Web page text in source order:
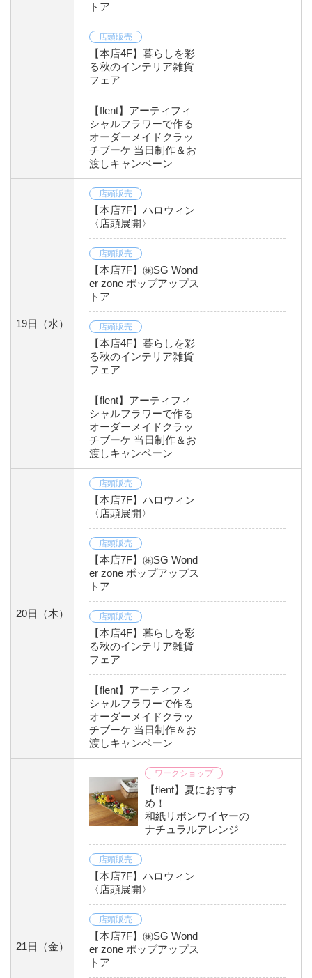
トア
店頭販売
【本店4F】暮らしを彩
る秋のインテリア雑貨
フェア
【flent】アーティフィ
シャルフラワーで作る
オーダーメイドクラッ
チブーケ 当日制作＆お
渡しキャンペーン
19日 （水）
店頭販売
【本店7F】ハロウィン
〈店頭展開〉
店頭販売
【本店7F】㈱SG Wond
er zone ポップアップス
トア
店頭販売
【本店4F】暮らしを彩
る秋のインテリア雑貨
フェア
【flent】アーティフィ
シャルフラワーで作る
オーダーメイドクラッ
チブーケ 当日制作＆お
渡しキャンペーン
20日 （木）
店頭販売
【本店7F】ハロウィン
〈店頭展開〉
店頭販売
【本店7F】㈱SG Wond
er zone ポップアップス
トア
店頭販売
【本店4F】暮らしを彩
る秋のインテリア雑貨
フェア
【flent】アーティフィ
シャルフラワーで作る
オーダーメイドクラッ
チブーケ 当日制作＆お
渡しキャンペーン
21日 （金）
ワークショップ
【flent】夏におすす
め！
和紙リボンワイヤーの
ナチュラルアレンジ
店頭販売
【本店7F】ハロウィン
〈店頭展開〉
店頭販売
【本店7F】㈱SG Wond
er zone ポップアップス
トア